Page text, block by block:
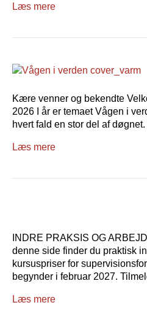
Læs mere
Kære venner og bekendte
2026 I år er temaet Vågen i
hvert fald en stor del af
Læs mere
INDRE PRAKSIS OG
denne side finder du praktisk
kursuspriser for
begynder i februar 2027.
Læs mere